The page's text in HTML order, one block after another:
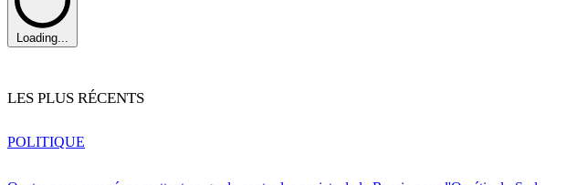
Loading...
LES PLUS RÉCENTS
POLITIQUE